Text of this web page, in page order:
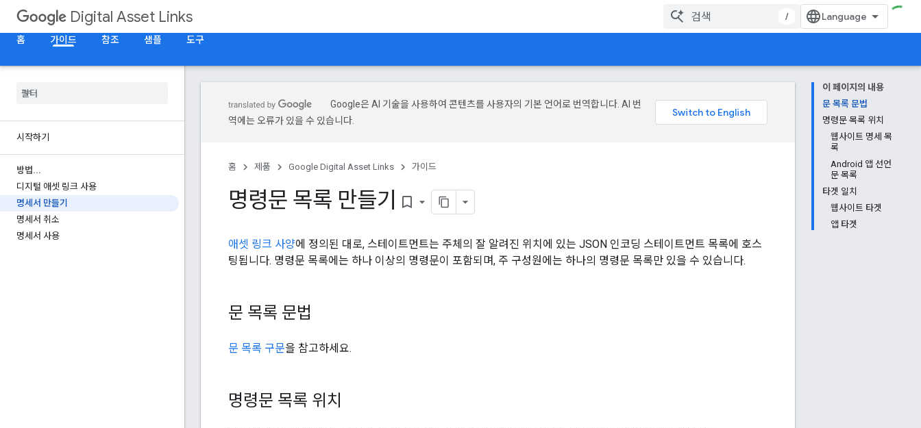
Digital Asset Links
/
홈
가이드 참조 샘플 도구
시작하기
방법...
디지털 애셋 링크 사용
명세서 만들기
명세서 취소
명세서 사용
이 페이지의 내용
문 목록 문법
명령문 목록 위치
웹사이트 명세 목
록
Android 앱 선언
문 목록
타겟 일치
웹사이트 타겟
앱 타겟
Google은 AI 기술을 사용하여 콘텐츠를 사용자의 기본 언어로 번역합니다. AI 번
역에는 오류가 있을 수 있습니다.
홈 제품 Google Digital Asset Links 가이드
명령문 목록 만들기 bookmark_border
애셋 링크 사양에 정의된 대로, 스테이트먼트는 주체의 잘 알려진 위치에 있는 JSON 인코딩 스테이트먼트 목록에 호스
팅됩니다. 명령문 목록에는 하나 이상의 명령문이 포함되며, 주 구성원에는 하나의 명령문 목록만 있을 수 있습니다.
문 목록 문법
문 목록 구문을 참고하세요.
명령문 목록 위치